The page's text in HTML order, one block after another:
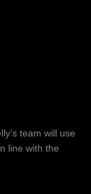
team will use
line with the